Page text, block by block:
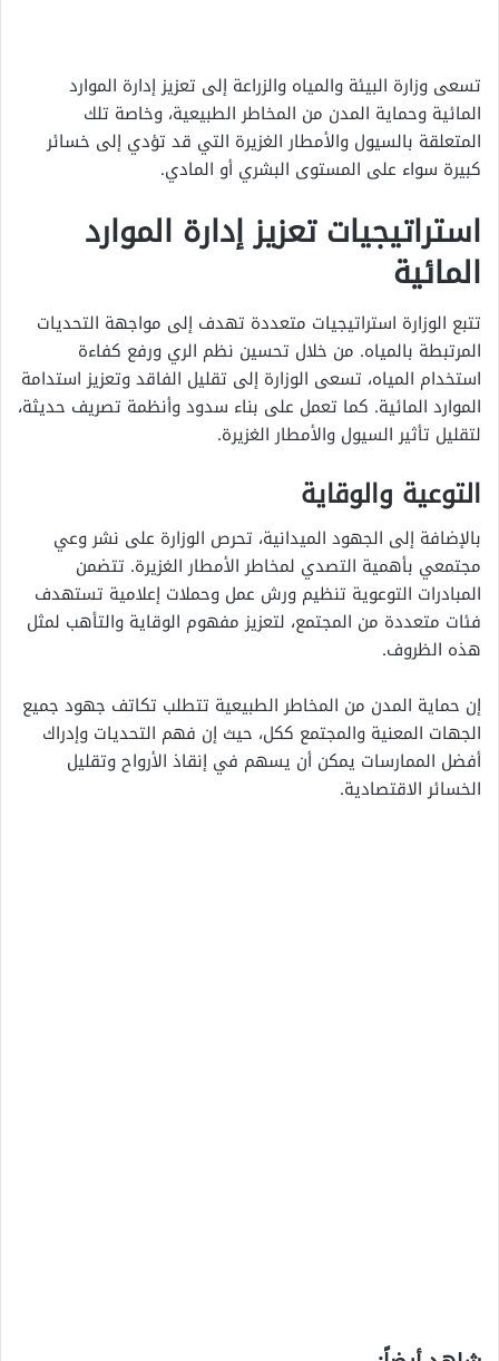
تسعى وزارة البيئة والمياه والزراعة إلى تعزيز إدارة الموارد
المائية وحماية المدن من المخاطر الطبيعية، وخاصة تلك
المتعلقة بالسيول والأمطار الغزيرة التي قد تؤدي إلى خسائر
كبيرة سواء على المستوى البشري أو المادي.
استراتيجيات تعزيز إدارة الموارد
المائية
تتبع الوزارة استراتيجيات متعددة تهدف إلى مواجهة التحديات
المرتبطة بالمياه. من خلال تحسين نظم الري ورفع كفاءة
استخدام المياه، تسعى الوزارة إلى تقليل الفاقد وتعزيز استدامة
الموارد المائية. كما تعمل على بناء سدود وأنظمة تصريف حديثة،
لتقليل تأثير السيول والأمطار الغزيرة.
التوعية والوقاية
بالإضافة إلى الجهود الميدانية، تحرص الوزارة على نشر وعي
مجتمعي بأهمية التصدي لمخاطر الأمطار الغزيرة. تتضمن
المبادرات التوعوية تنظيم ورش عمل وحملات إعلامية تستهدف
فئات متعددة من المجتمع، لتعزيز مفهوم الوقاية والتأهب لمثل
هذه الظروف.
إن حماية المدن من المخاطر الطبيعية تتطلب تكاتف جهود جميع
الجهات المعنية والمجتمع ككل، حيث إن فهم التحديات وإدراك
أفضل الممارسات يمكن أن يسهم في إنقاذ الأرواح وتقليل
الخسائر الاقتصادية.